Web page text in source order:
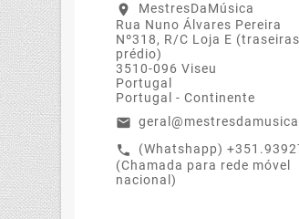
location_on
MestresDaMúsica
Rua Nuno Álvares Pereira
Nº318, R/C Loja E
prédio)
3510-096 Viseu
Portugal
Portugal - Continente
email
call
(Whatshapp)
(Chamada para rede móvel
nacional)